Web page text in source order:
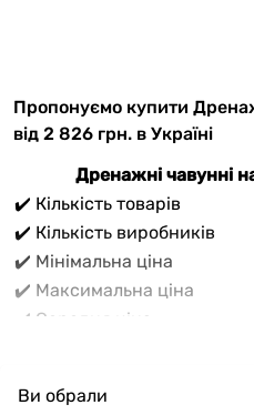
Пропонуємо купити
від 2 826 грн. в Україні
Дренажні чавунні
✔️ Кількість товарів
✔️ Кількість виробників
✔️ Мінімальна ціна
✔️ Максимальна ціна
✔️ Середня ціна
При покупці Дренажні
Ви обрали